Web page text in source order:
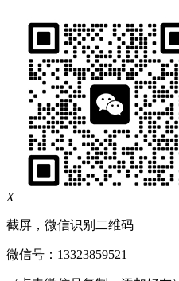
X
截屏，微信识别二维码
微信号： 13323859521